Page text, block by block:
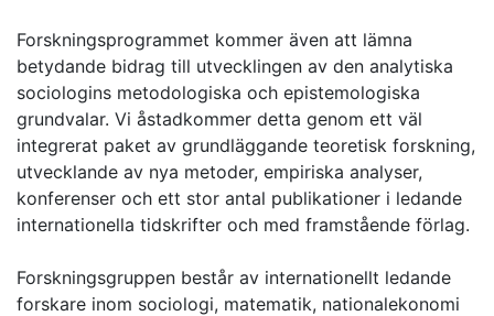
Forskningsprogrammet kommer även att lämna
betydande bidrag till utvecklingen av den analytiska
sociologins metodologiska och epistemologiska
grundvalar. Vi åstadkommer detta genom ett väl
integrerat paket av grundläggande teoretisk forskning,
utvecklande av nya metoder, empiriska analyser,
konferenser och ett stor antal publikationer i ledande
internationella tidskrifter och med framstående förlag.
Forskningsgruppen består av internationellt ledande
forskare inom sociologi, matematik, nationalekonomi